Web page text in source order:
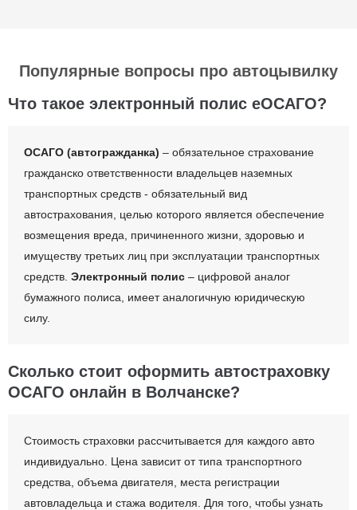
Популярные вопросы про автоцывилку
Что такое электронный полис еОСАГО?
ОСАГО (автогражданка) – обязательное страхование
гражданско ответственности владельцев наземных
транспортных средств - обязательный вид
автострахования, целью которого является обеспечение
возмещения вреда, причиненного жизни, здоровью и
имуществу третьих лиц при эксплуатации транспортных
средств. Электронный полис – цифровой аналог
бумажного полиса, имеет аналогичную юридическую
силу.
Сколько стоит оформить автостраховку
ОСАГО онлайн в Волчанске?
Стоимость страховки рассчитывается для каждого авто
индивидуально. Цена зависит от типа транспортного
средства, объема двигателя, места регистрации
автовладельца и стажа водителя. Для того, чтобы узнать